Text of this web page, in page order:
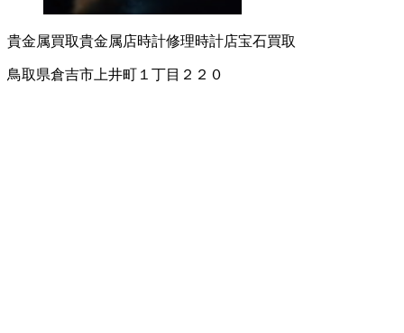
貴金属買取貴金属店時計修理時計店宝石買取
鳥取県倉吉市上井町１丁目２２０